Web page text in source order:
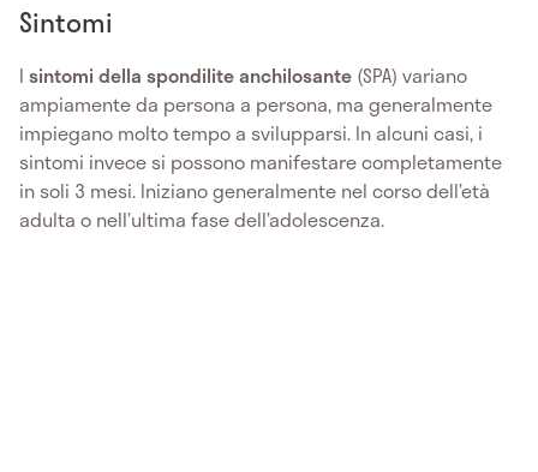
Sintomi
I sintomi della spondilite anchilosante (SPA) variano
ampiamente da persona a persona, ma generalmente
impiegano molto tempo a svilupparsi. In alcuni casi, i
sintomi invece si possono manifestare completamente
in soli 3 mesi. Iniziano generalmente nel corso dell’età
adulta o nell’ultima fase dell’adolescenza.